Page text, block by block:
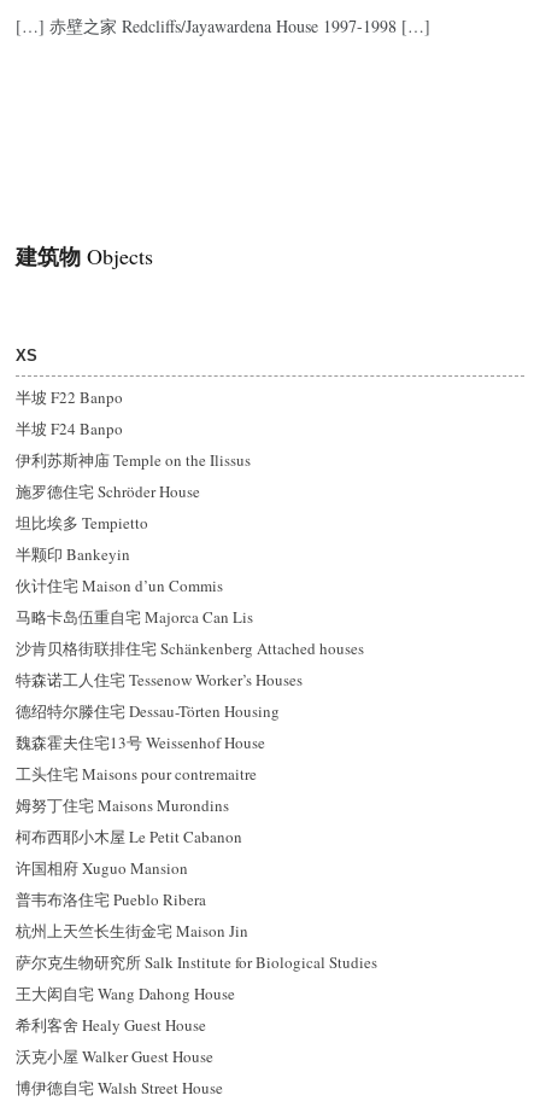
[…] 赤壁之家 Redcliffs/Jayawardena House 1997-1998 […]
建筑物Objects
XS
半坡 F22 Banpo
半坡 F24 Banpo
伊利苏斯神庙 Temple on the Ilissus
施罗德住宅 Schröder House
坦比埃多 Tempietto
半颗印 Bankeyin
伙计住宅 Maison d’un Commis
马略卡岛伍重自宅 Majorca Can Lis
沙肯贝格街联排住宅 Schänkenberg Attached houses
特森诺工人住宅 Tessenow Worker’s Houses
德绍特尔滕住宅 Dessau-Törten Housing
魏森霍夫住宅13号 Weissenhof House
工头住宅 Maisons pour contremaitre
姆努丁住宅 Maisons Murondins
柯布西耶小木屋 Le Petit Cabanon
许国相府 Xuguo Mansion
普韦布洛住宅 Pueblo Ribera
杭州上天竺长生街金宅 Maison Jin
萨尔克生物研究所 Salk Institute for Biological Studies
王大闳自宅 Wang Dahong House
希利客舍 Healy Guest House
沃克小屋 Walker Guest House
博伊德自宅 Walsh Street House